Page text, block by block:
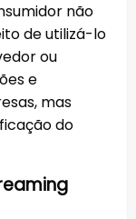
não
de utilizá-lo
ou
e
mas
do